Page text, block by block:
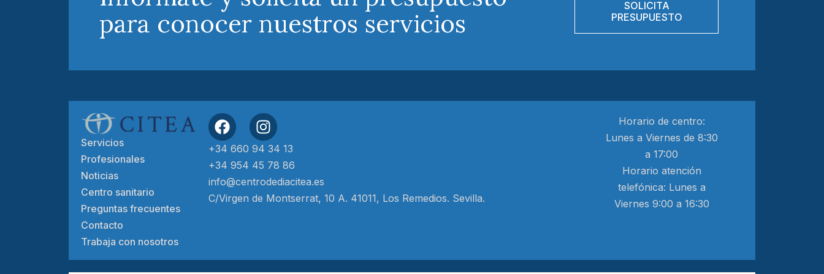
para conocer nuestros servicios
SOLICITA
PRESUPUESTO
Servicios
Profesionales
Noticias
Centro sanitario
Preguntas frecuentes
Contacto
Trabaja con nosotros
+34 660 94 34 13
+34 954 45 78 86
info@centrodediacitea.es
C/Virgen de Montserrat, 10 A. 41011, Los Remedios. Sevilla.
Horario de centro:
Lunes a Viernes de 8:30
a 17:00
Horario atención
telefónica: Lunes a
Viernes 9:00 a 16:30